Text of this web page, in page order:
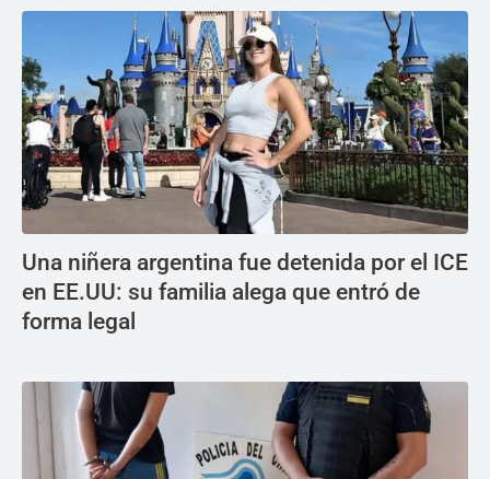
Una niñera argentina fue detenida por el ICE
en EE.UU: su familia alega que entró de
forma legal